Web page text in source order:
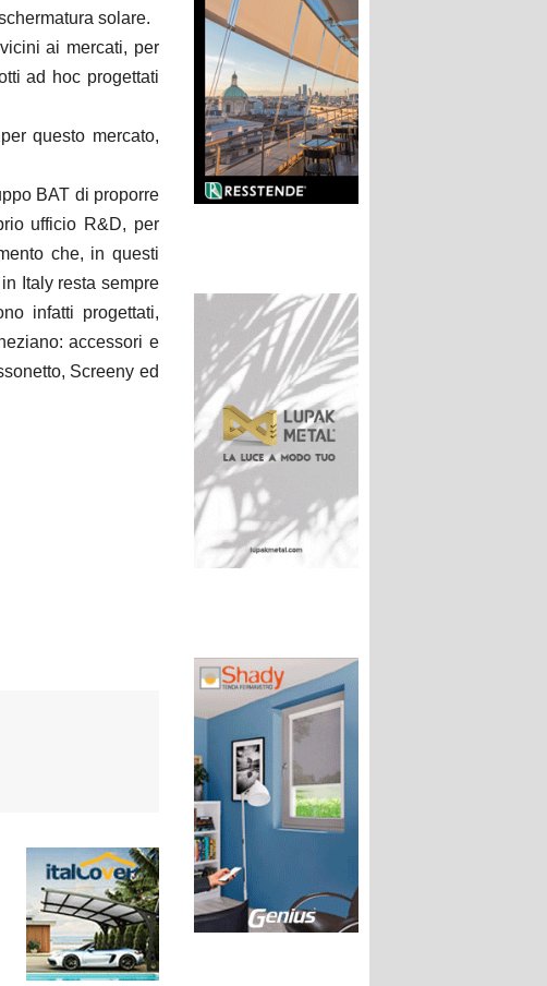
solare.
ai mercati, per
ad hoc progettati
questo mercato,
BAT di proporre
ufficio R&D, per
che, in questi
Italy resta sempre
infatti progettati,
accessori e
Screeny ed